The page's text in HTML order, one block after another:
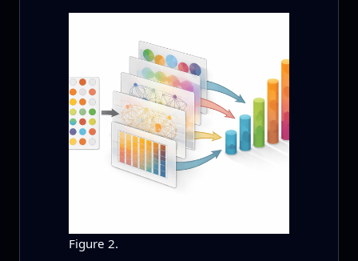
Figure 2.